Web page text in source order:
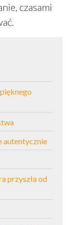
czasami
autentycznie
przyszła od